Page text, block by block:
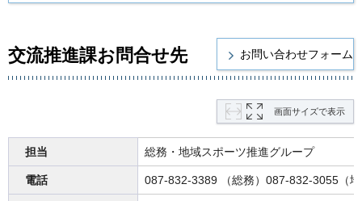
交流推進課お問合せ先
画面サイズで表示
担当 総務・地域スポーツ推進グループ
電話 087-832-3389 （総務）087-832-3055（